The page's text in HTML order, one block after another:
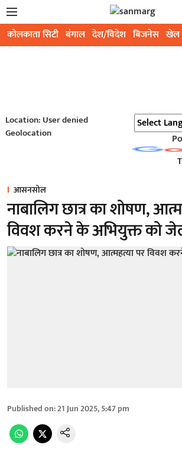
कोलकाता सिटी बंगाल देश/विदेश बिजनेस खेल
Location: User denied
Geolocation
आसनसोल
नाबालिग छात्र का शोषण,
विवश करने के अभियुक्त को
Published on:21 Jun 2025, 5:47 pm